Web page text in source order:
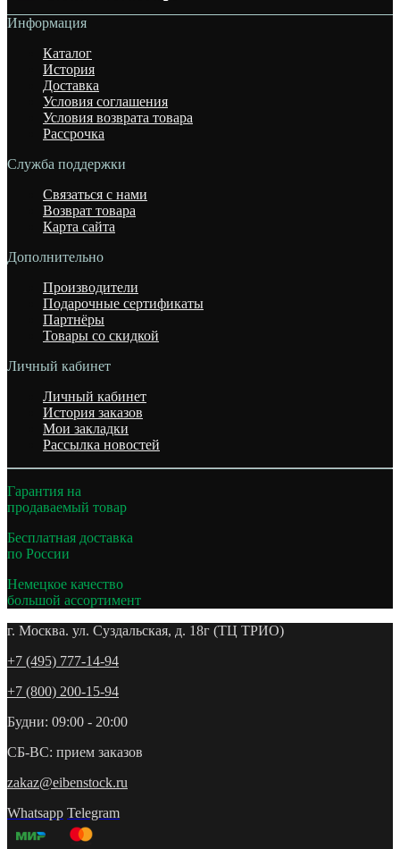
Информация
Каталог
История
Доставка
Условия соглашения
Условия возврата товара
Рассрочка
Служба поддержки
Связаться с нами
Возврат товара
Карта сайта
Дополнительно
Производители
Подарочные сертификаты
Партнёры
Товары со скидкой
Личный кабинет
Личный кабинет
История заказов
Мои закладки
Рассылка новостей
Гарантия на
продаваемый товар
Бесплатная доставка
по России
Немецкое качество
большой ассортимент
г. Москва. ул. Суздальская, д. 18г (ТЦ ТРИО)
+7 (495) 777-14-94
+7 (800) 200-15-94
Будни: 09:00 - 20:00
СБ-ВС: прием заказов
zakaz@eibenstock.ru
Whatsapp Telegram